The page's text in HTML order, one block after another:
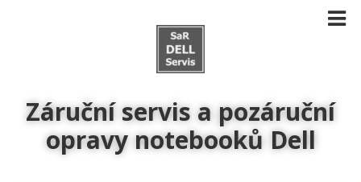
Záruční servis a pozáruční
opravy notebooků Dell